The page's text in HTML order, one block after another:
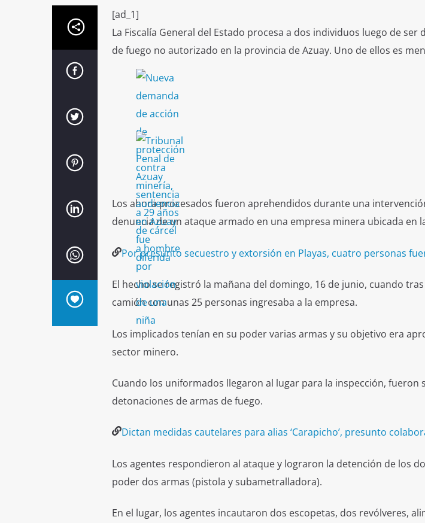
[ad_1]
La Fiscalía General del Estado procesa a dos individuos luego de
de fuego no autorizado en la provincia de Azuay. Uno de ellos es
Los ahora procesados fueron aprehendidos durante una
denuncia de un ataque armado en una empresa minera ubicada en
Por presunto secuestro y extorsión en Playas, cuatro personas
El hecho se registró la mañana del domingo, 16 de junio, cuando
camión con unas 25 personas ingresaba a la empresa.
Los implicados tenían en su poder varias armas y su objetivo era
sector minero.
Cuando los uniformados llegaron al lugar para la inspección, fueron
detonaciones de armas de fuego.
Dictan medidas cautelares para alias ‘Carapicho’, presunto
Los agentes respondieron al ataque y lograron la detención de los
poder dos armas (pistola y subametralladora).
En el lugar, los agentes incautaron dos escopetas, dos revólveres,